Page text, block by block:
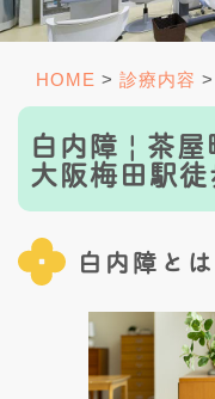
HOME > 診療内容 >
白内障 | 茶
大阪梅田駅
白内障と